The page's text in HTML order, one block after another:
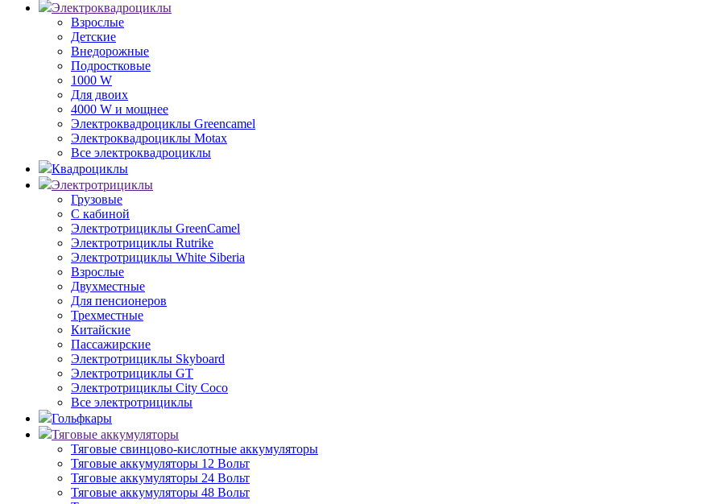
Электроквадроциклы
Взрослые
Детские
Внедорожные
Подростковые
1000 W
Для двоих
4000 W и мощнее
Электроквадроциклы Greencamel
Электроквадроциклы Motax
Все электроквадроциклы
Квадроциклы
Электротрициклы
Грузовые
С кабиной
Электротрициклы GreenCamel
Электротрициклы Rutrike
Электротрициклы White Siberia
Взрослые
Двухместные
Для пенсионеров
Трехместные
Китайские
Пассажирские
Электротрициклы Skyboard
Электротрициклы GT
Электротрициклы City Coco
Все электротрициклы
Гольфкары
Тяговые аккумуляторы
Тяговые свинцово-кислотные аккумуляторы
Тяговые аккумуляторы 12 Вольт
Тяговые аккумуляторы 24 Вольт
Тяговые аккумуляторы 48 Вольт